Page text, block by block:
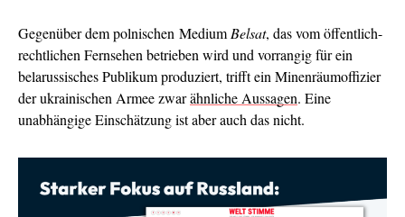
Gegenüber dem polnischen Medium Belsat, das vom öffentlich-
rechtlichen Fernsehen betrieben wird und vorrangig für ein
belarussisches Publikum produziert, trifft ein Minenräumoffizier
der ukrainischen Armee zwarähnliche Aussagen. Eine
unabhängige Einschätzung ist aber auch das nicht.